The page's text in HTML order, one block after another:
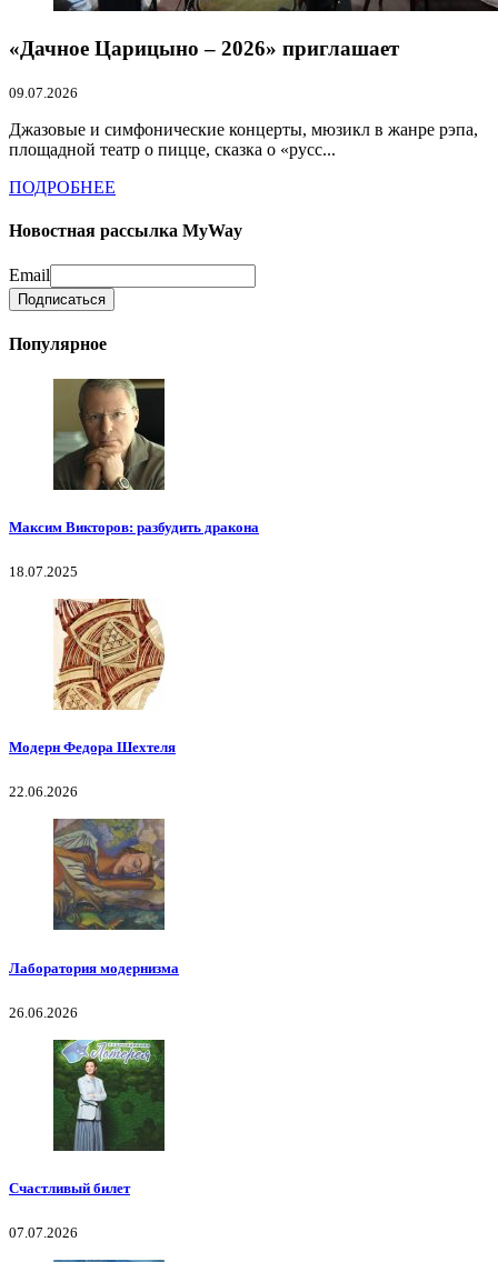
«Дачное Царицыно – 2026» приглашает
09.07.2026
Джазовые и симфонические концерты, мюзикл в жанре рэпа,
площадной театр о пицце, сказка о «русс...
ПОДРОБНЕЕ
Новостная рассылка MyWay
Email
Популярное
Максим Викторов: разбудить дракона
18.07.2025
Модерн Федора Шехтеля
22.06.2026
Лаборатория модернизма
26.06.2026
Счастливый билет
07.07.2026